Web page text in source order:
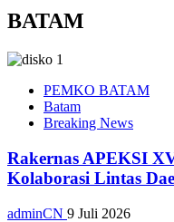
BATAM
PEMKO BATAM
Batam
Breaking News
Rakernas APEKSI
Kolaborasi Lintas
adminCN 9 Juli 2026